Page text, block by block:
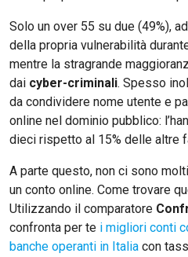
Solo un over 55 su due (49%),
della propria vulnerabilità
mentre la stragrande
dai cyber-criminali. Spesso
da condividere nome utente e
online nel dominio pubblico:
dieci rispetto al 15% delle altre
A parte questo, non ci sono
un conto online. Come trovare
Utilizzando il comparatore
confronta per te i migliori conti
banche operanti in Italia con